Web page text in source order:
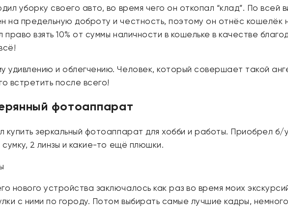
уборку своего авто, во время чего он откопал “клад”. По всей
на предельную доброту и честность, поэтому он отнёс
право взять 10% от суммы наличности в кошельке в качестве
удивлению и облегчению. Человек, который совершает такой
встретить после всего!
фотоаппарат
купить зеркальный фотоаппарат для хобби и работы. Приобрел
2 линзы и какие-то ещё плюшки.
нового устройства заключалось как раз во время моих
с ними по городу. Потом выбирать самые лучшие кадры,